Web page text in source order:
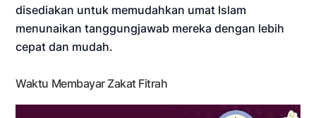
disediakan untuk memudahkan umat Islam
menunaikan tanggungjawab mereka dengan lebih
cepat dan mudah.
Waktu Membayar Zakat Fitrah